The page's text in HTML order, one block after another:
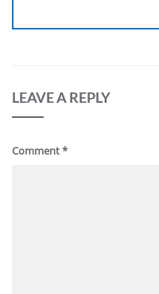
LEAVE A REPLY
Comment*